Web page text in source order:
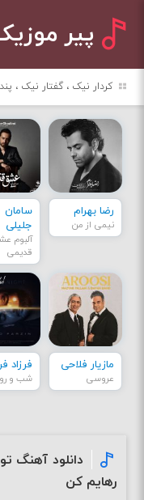
پیر
کردار نیک ، گفتار نیک ،
رضا بهرام
نیمی از من
سامان
جلیلی
آلبوم
قدیمی
مازیار فلاحی
عروسی
فرزاد
شب و
دانلود آهنگ
رهایم کن